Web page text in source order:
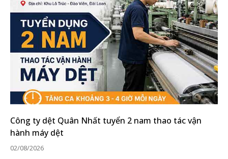
Công ty dệt Quân Nhất tuyển 2 nam thao tác vận
hành máy dệt
02/08/2026